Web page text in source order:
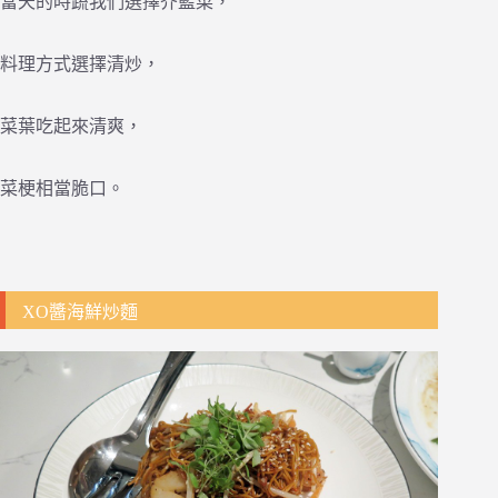
料理方式選擇清炒，
菜葉吃起來清爽，
菜梗相當脆口。
XO醬海鮮炒麵